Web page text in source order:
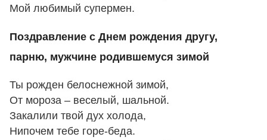
Мой любимый супермен.
Поздравление с Днем рождения другу,
парню, мужчине родившемуся зимой
Ты рожден белоснежной зимой,
От мороза – веселый, шальной.
Закалили твой дух холода,
Нипочем тебе горе-беда.